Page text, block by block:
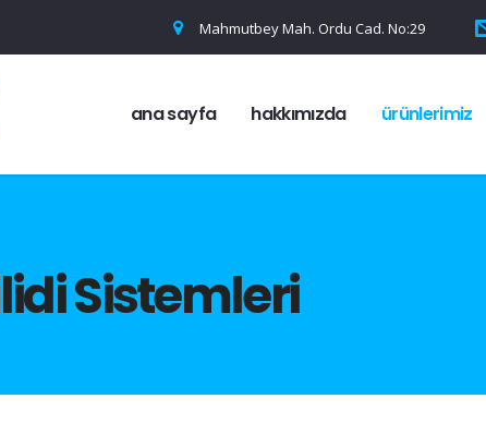
Mahmutbey Mah. Ordu Cad. No:29
ana sayfa hakkımızda ürünlerimiz
Sistemleri